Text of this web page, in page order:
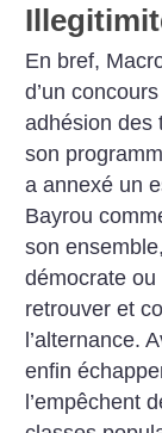
En bref,
d’un
adhésion des
son
a annexé un
Bayrou
son
démocrate
retrouver et
l’alternance.
enfin
l’empêchent